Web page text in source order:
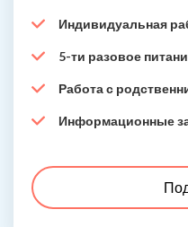
Индивидуальная
5-ти разовое
Работа с
Информационные